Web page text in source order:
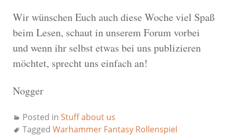
Wir wünschen Euch auch diese Woche viel Spaß
beim Lesen, schaut in unserem Forum vorbei
und wenn ihr selbst etwas bei uns publizieren
möchtet, sprecht uns einfach an!
Nogger
Posted in Stuff about us
Tagged Warhammer Fantasy Rollenspiel